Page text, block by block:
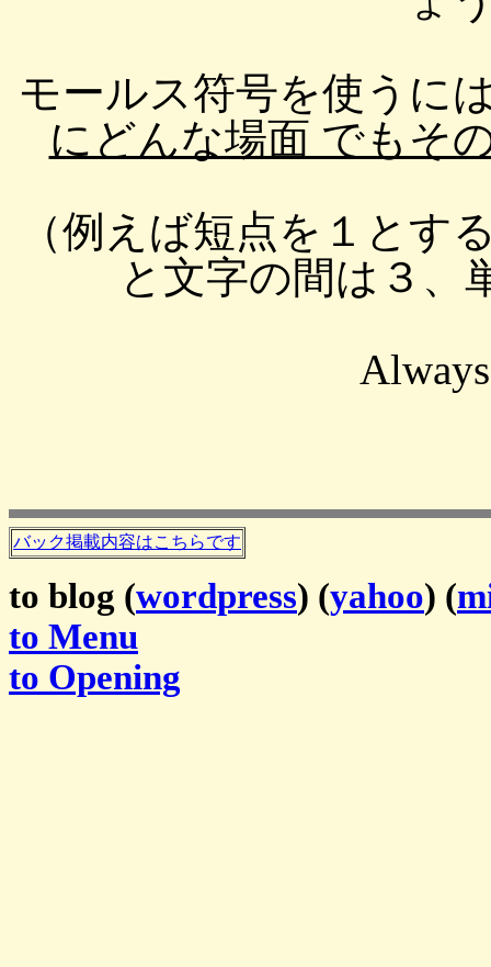
モールス符号を使うに
にどんな場面 でもそ
（例えば短点を１とす
と文字の間は３、
バック掲載内容はこちらです
to blog (wordpress) (yahoo) (
to Menu
to Opening